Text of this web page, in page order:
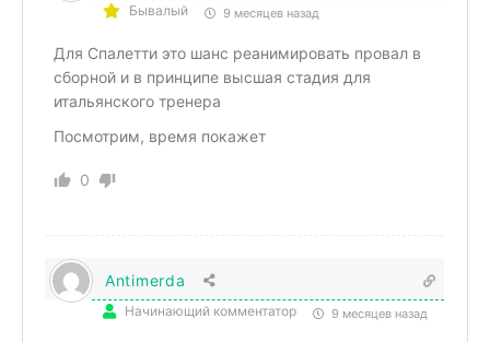
Бывалый 9 месяцев назад
Для Спалетти это шанс реанимировать провал в
сборной и в принципе высшая стадия для
итальянского тренера
Посмотрим, время покажет
0
Antimerda
Начинающий комментатор 9 месяцев назад